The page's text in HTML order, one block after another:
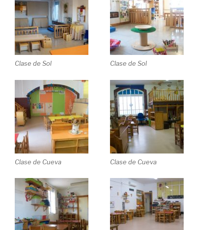
Clase de Sol Clase de Sol
Clase de Cueva Clase de Cueva